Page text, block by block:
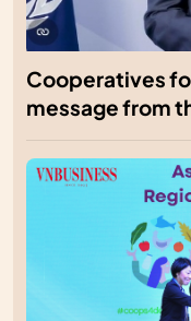
Cooperatives
message from